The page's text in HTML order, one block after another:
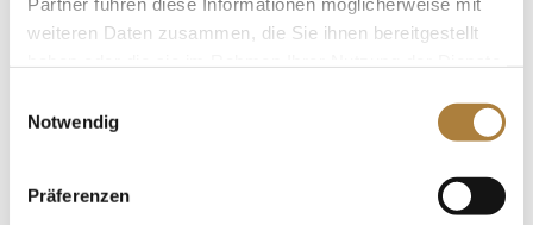
weiteren Daten zusammen, die Sie ihnen bereitgestellt
Notwendig
Präferenzen
Personal Trainer, um körperlich fit zu bleiben.
Der Reitsport bedeutet ihm weit mehr als Medaillen:
das Vertrauen – das macht diesen Sport für mich so
und ich versuche, dass meine Pferde stets ausgeglichen